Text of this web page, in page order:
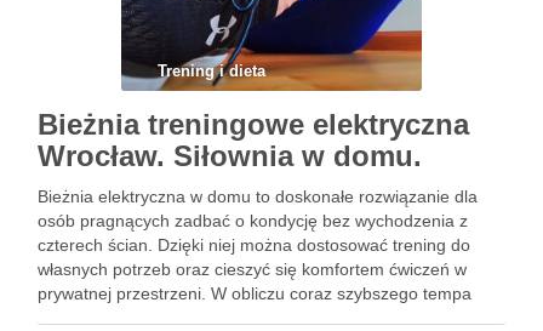
Trening i dieta
Bieżnia treningowe elektryczna
Wrocław. Siłownia w domu.
Bieżnia elektryczna w domu to doskonałe rozwiązanie dla
osób pragnących zadbać o kondycję bez wychodzenia z
czterech ścian. Dzięki niej można dostosować trening do
własnych potrzeb oraz cieszyć się komfortem ćwiczeń w
prywatnej przestrzeni. W obliczu coraz szybszego tempa